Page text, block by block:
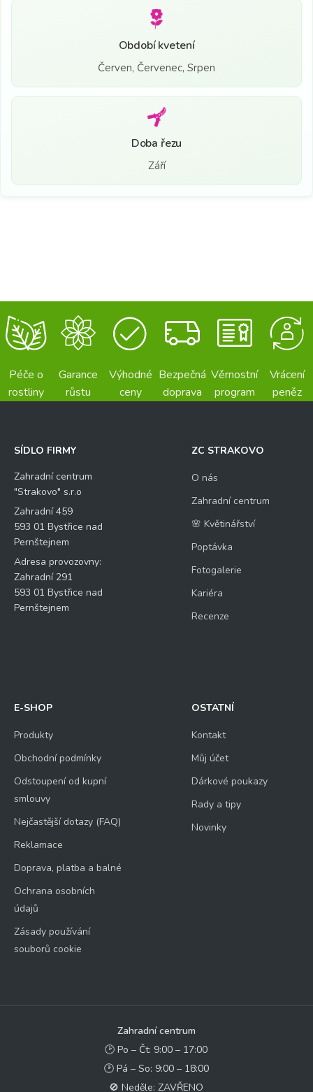
Období kvetení
Červen, Červenec, Srpen
Doba řezu
Září
Péče o
rostliny
Garance
růstu
Výhodné
ceny
Bezpečná
doprava
Věrnostní
program
Vrácení
peněz
SÍDLO FIRMY
Zahradní centrum
"Strakovo" s.r.o
Zahradní 459
593 01 Bystřice nad
Pernštejnem
Adresa provozovny:
Zahradní 291
593 01 Bystřice nad
Pernštejnem
ZC STRAKOVO
O nás
Zahradní centrum
🌸 Květinářství
Poptávka
Fotogalerie
Kariéra
Recenze
E-SHOP
Produkty
Obchodní podmínky
Odstoupení od kupní
smlouvy
Nejčastější dotazy (FAQ)
Reklamace
Doprava, platba a balné
Ochrana osobních
údajů
Zásady používání
souborů cookie
OSTATNÍ
Kontakt
Můj účet
Dárkové poukazy
Rady a tipy
Novinky
Zahradní centrum
🕑 Po – Čt: 9:00 – 17:00
🕑 Pá – So: 9:00 – 18:00
🚫 Neděle: ZAVŘENO